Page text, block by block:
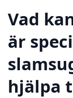
Vad
är
hjälpa